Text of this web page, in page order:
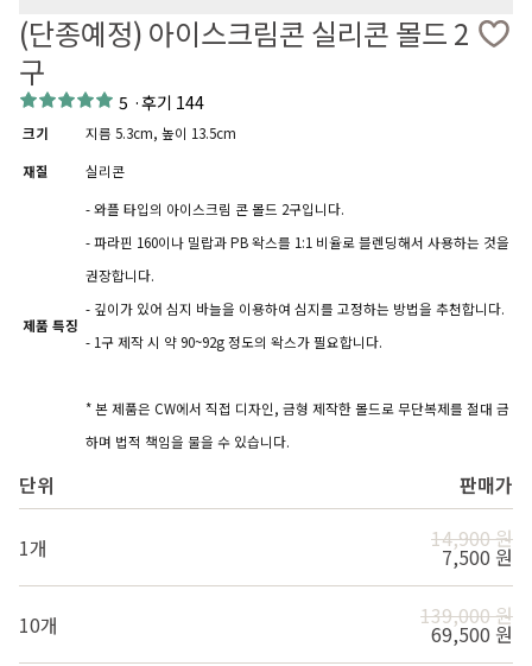
(단종예정) 아이스크림콘 실리콘 몰드 2
구
5 ·후기 144
크기
지름 5.3cm, 높이 13.5cm
재질
실리콘
제품 특징
- 와플 타입의 아이스크림 콘 몰드 2구입니다.
- 파라핀 160이나 밀랍과 PB 왁스를 1:1 비율로 블렌딩해서 사용하는 것을
권장합니다.
- 깊이가 있어 심지 바늘을 이용하여 심지를 고정하는 방법을 추천합니다.
- 1구 제작 시 약 90~92g 정도의 왁스가 필요합니다.
* 본 제품은 CW에서 직접 디자인, 금형 제작한 몰드로 무단복제를 절대 금
하며 법적 책임을 물을 수 있습니다.
단위 판매가
1개 14,900 원
7,500 원
10개 139,000 원
69,500 원